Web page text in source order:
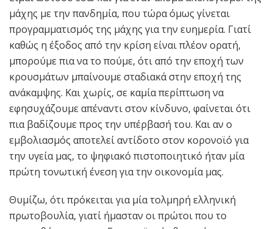
μάχης με την πανδημία, που τώρα όμως γίνεται
προγραμματισμός της μάχης για την ευημερία. Γιατί
καθώς η έξοδος από την κρίση είναι πλέον ορατή,
μπορούμε πια να το πούμε, ότι από την εποχή των
κρουσμάτων μπαίνουμε σταδιακά στην εποχή της
ανάκαμψης. Και χωρίς, σε καμία περίπτωση να
εφησυχάζουμε απέναντι στον κίνδυνο, φαίνεται ότι
πια βαδίζουμε προς την υπέρβασή του. Και αν ο
εμβολιασμός αποτελεί αντίδοτο στον κορονοϊό για
την υγεία μας, το ψηφιακό πιστοποιητικό ήταν μία
πρώτη τονωτική ένεση για την οικονομία μας.
Θυμίζω, ότι πρόκειται για μία τολμηρή ελληνική
πρωτοβουλία, γιατί ήμασταν οι πρώτοι που το